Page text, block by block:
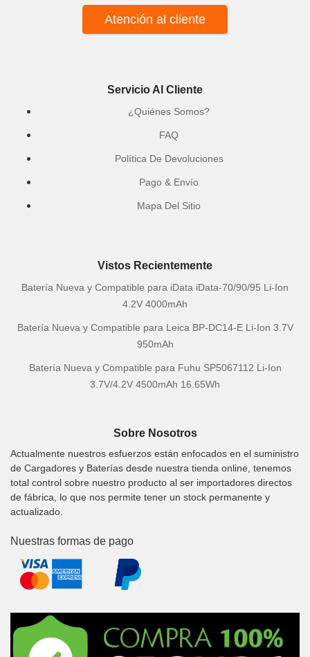
Atención al cliente
Servicio Al Cliente
¿Quiénes Somos?
FAQ
Política De Devoluciones
Pago & Envío
Mapa Del Sitio
Vistos Recientemente
Batería Nueva y Compatible para iData iData-70/90/95 Li-Ion
4.2V 4000mAh
Batería Nueva y Compatible para Leica BP-DC14-E Li-Ion 3.7V
950mAh
Batería Nueva y Compatible para Fuhu SP5067112 Li-Ion
3.7V/4.2V 4500mAh 16.65Wh
Sobre Nosotros
Actualmente nuestros esfuerzos están enfocados en el suministro
de Cargadores y Baterías desde nuestra tienda online, tenemos
total control sobre nuestro producto al ser importadores directos
de fábrica, lo que nos permite tener un stock permanente y
actualizado.
Nuestras formas de pago